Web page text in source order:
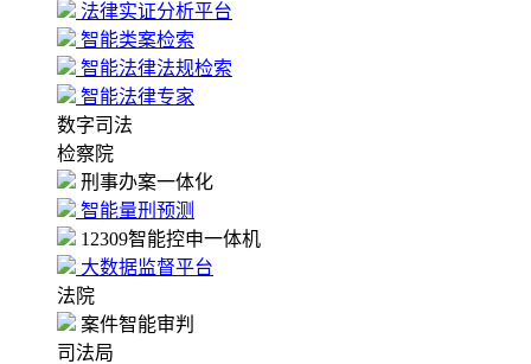
法律实证分析平台
智能类案检索
智能法律法规检索
智能法律专家
数字司法
检察院
刑事办案一体化
智能量刑预测
12309智能控申一体机
大数据监督平台
法院
案件智能审判
司法局